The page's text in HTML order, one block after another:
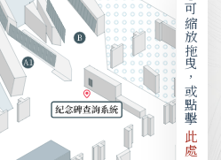
可縮放拖曳，或點擊
此處